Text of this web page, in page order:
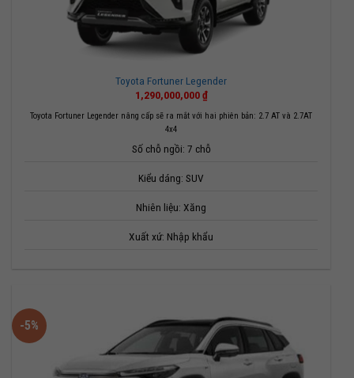
Toyota Fortuner Legender
1,290,000,000₫
Toyota Fortuner Legender nâng cấp sẽ ra mắt với hai phiên bản: 2.7 AT và 2.7AT
4x4
Số chỗ ngồi: 7 chỗ
Kiểu dáng: SUV
Nhiên liệu: Xăng
Xuất xứ: Nhập khẩu
-5%